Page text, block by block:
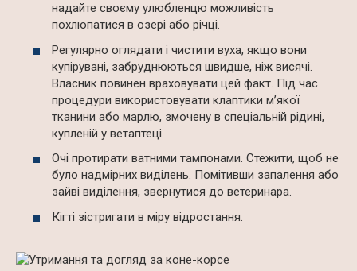
надайте своєму улюбленцю можливість
похлюпатися в озері або річці.
Регулярно оглядати і чистити вуха, якщо вони
купірувані, забруднюються швидше, ніж висячі.
Власник повинен враховувати цей факт. Під час
процедури використовувати клаптики м’якої
тканини або марлю, змочену в спеціальній рідині,
купленій у ветаптеці.
Очі протирати ватними тампонами. Стежити, щоб не
було надмірних виділень. Помітивши запалення або
зайві виділення, звернутися до ветеринара.
Кігті зістригати в міру відростання.